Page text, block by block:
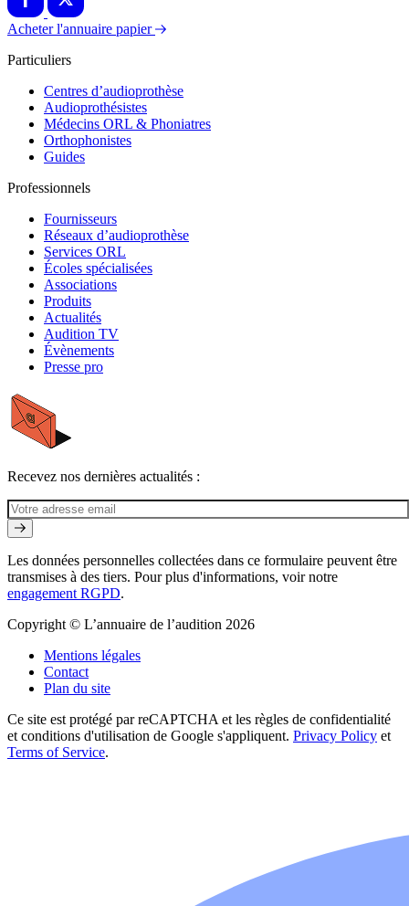
Acheter l'annuaire papier
Particuliers
Centres d’audioprothèse
Audioprothésistes
Médecins ORL & Phoniatres
Orthophonistes
Guides
Professionnels
Fournisseurs
Réseaux d’audioprothèse
Services ORL
Écoles spécialisées
Associations
Produits
Actualités
Audition TV
Évènements
Presse pro
Recevez nos dernières actualités :
Les données personnelles collectées dans ce formulaire peuvent être
transmises à des tiers. Pour plus d'informations, voir notre
engagement RGPD.
Copyright © L’annuaire de l’audition 2026
Mentions légales
Contact
Plan du site
Ce site est protégé par reCAPTCHA et les règles de confidentialité
et conditions d'utilisation de Google s'appliquent. Privacy Policy et
Terms of Service.